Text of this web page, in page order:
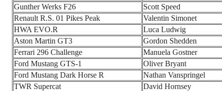
Gunther Werks F26
Scott Speed
Renault R.S. 01 Pikes Peak
Valentin Simonet
HWA EVO.R
Luca Ludwig
Aston Martin GT3
Gordon Shedden
Ferrari 296 Challenge
Manuela Gostner
Ford Mustang GTS-1
Oliver Bryant
Ford Mustang Dark Horse R
Nathan Vanspringel
TWR Supercat
David Hornsey